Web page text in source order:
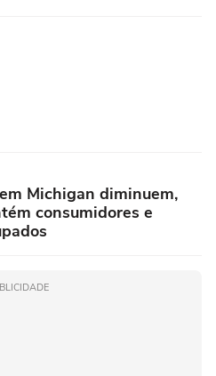
Michigan diminuem,
consumidores e